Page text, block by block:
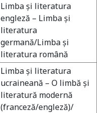
Limba şi literatura
engleză – Limba şi
literatura
germană/Limba şi
literatura română
Limba şi literatura
ucraineană – O limbă şi
literatură modernă
(franceză/engleză)/